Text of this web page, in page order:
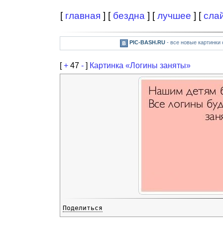
[ главная ] [ бездна ] [лучшее ] [
PIC-BASH.RU- все новые картинки
[+ 47 - ] Картинка «Логины заняты»
Поделиться